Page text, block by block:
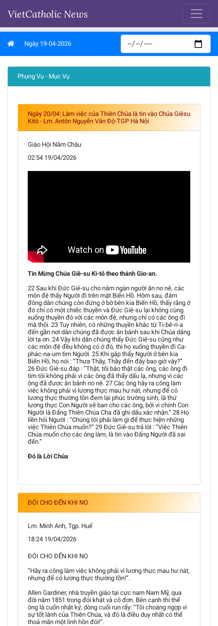
VietCatholic News
Ngày 19-04-2026
Phụng Vụ - Mục Vụ
Ngày 20/04: Làm việc của Thiên Chúa là tin vào Chúa Giêsu
Kitô - Lm. Antôn Nguyễn Văn Độ-TGP Hà Nội
Giáo Hội Năm Châu
02:54 19/04/2026
Tin Mừng Chúa Giê-su Ki-tô theo thánh Gio-an.
22 Sau khi Đức Giê-su cho năm ngàn người ăn no nê, các
môn đệ thấy Người đi trên mặt Biển Hồ. Hôm sau, đám
đông dân chúng còn đứng ở bờ bên kia Biển Hồ, thấy rằng ở
đó chỉ có một chiếc thuyền và Đức Giê-su lại không cùng
xuống thuyền đó với các môn đệ, nhưng chỉ có các ông đi
mà thôi. 23 Tuy nhiên, có những thuyền khác từ Ti-bê-ri-a
đến gần nơi dân chúng đã được ăn bánh sau khi Chúa dâng
lời tạ ơn. 24 Vậy khi dân chúng thấy Đức Giê-su cũng như
các môn đệ đều không có ở đó, thì họ xuống thuyền đi Ca-
phác-na-um tìm Người. 25 Khi gặp thấy Người ở bên kia
Biển Hồ, họ nói : “Thưa Thầy, Thầy đến đây bao giờ vậy?”
26 Đức Giê-su đáp : “Thật, tôi bảo thật các ông, các ông đi
tìm tôi không phải vì các ông đã thấy dấu lạ, nhưng vì các
ông đã được ăn bánh no nê. 27 Các ông hãy ra công làm
việc không phải vì lương thực mau hư nát, nhưng để có
lương thực thường tồn đem lại phúc trường sinh, là thứ
lương thực Con Người sẽ ban cho các ông, bởi vì chính Con
Người là Đấng Thiên Chúa Cha đã ghi dấu xác nhận.” 28 Họ
liền hỏi Người : “Chúng tôi phải làm gì để thực hiện những
việc Thiên Chúa muốn?” 29 Đức Giê-su trả lời : “Việc Thiên
Chúa muốn cho các ông làm, là tin vào Đấng Người đã sai
đến.”
Đó là Lời Chúa
ĐÓI CHO ĐẾN KHI NO
Lm. Minh Anh, Tgp. Huế
18:24 19/04/2026
ĐÓI CHO ĐẾN KHI NO
“Hãy ra công làm việc không phải vì lương thực mau hư nát,
nhưng để có lương thực thường tồn!”.
Allen Gardiner, nhà truyền giáo tại cực nam Nam Mỹ, qua
đời năm 1851 trong đói khát và cô đơn. Bên cạnh thi thể
ông là cuốn nhật ký; dòng cuối run rẩy: “Tôi choáng ngợp vì
sự tốt lành của Thiên Chúa, và đó là điều duy nhất có thể
thoả mãn một linh hồn đói!”.